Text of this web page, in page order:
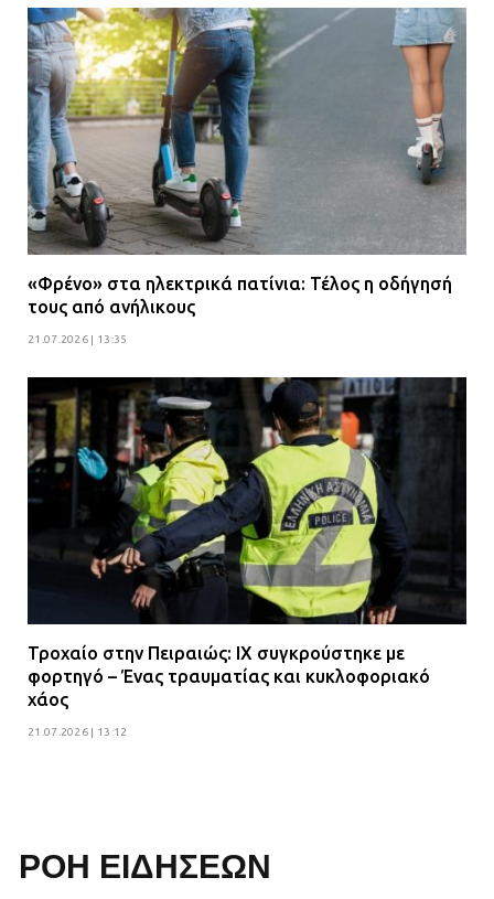
«Φρένο» στα ηλεκτρικά πατίνια: Τέλος η οδήγησή
τους από ανήλικους
21.07.2026 | 13:35
Τροχαίο στην Πειραιώς: ΙΧ συγκρούστηκε με
φορτηγό – Ένας τραυματίας και κυκλοφοριακό
χάος
21.07.2026 | 13:12
ΡΟΗ ΕΙΔΗΣΕΩΝ